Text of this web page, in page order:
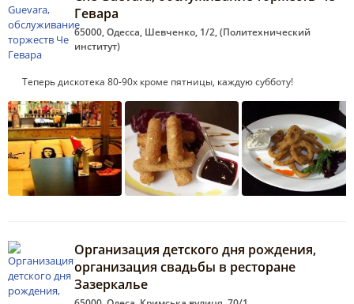
Гевара
65000, Одесса, Шевченко, 1/2, (Политехнический
институт)
Теперь дискотека 80-90х кроме пятницы, каждую субботу!
Организация детского дня рождения,
организация свадьбы в ресторане
Зазеркалье